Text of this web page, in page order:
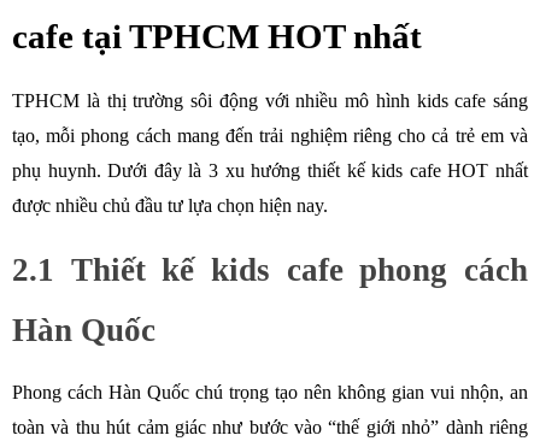
cafe tại TPHCM HOT nhất
TPHCM là thị trường sôi động với nhiều mô hình kids cafe sáng
tạo, mỗi phong cách mang đến trải nghiệm riêng cho cả trẻ em và
phụ huynh. Dưới đây là 3 xu hướng thiết kế kids cafe HOT nhất
được nhiều chủ đầu tư lựa chọn hiện nay.
2.1 Thiết kế kids cafe phong cách
Hàn Quốc
Phong cách Hàn Quốc chú trọng tạo nên không gian vui nhộn, an
toàn và thu hút cảm giác như bước vào “thế giới nhỏ” dành riêng